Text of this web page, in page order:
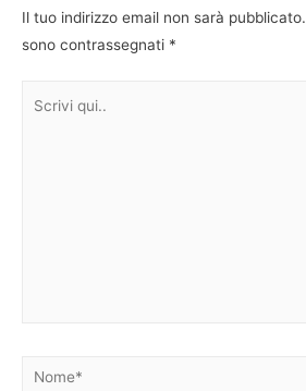
Il tuo indirizzo email non sarà pubblicato.
sono contrassegnati *
Nome*